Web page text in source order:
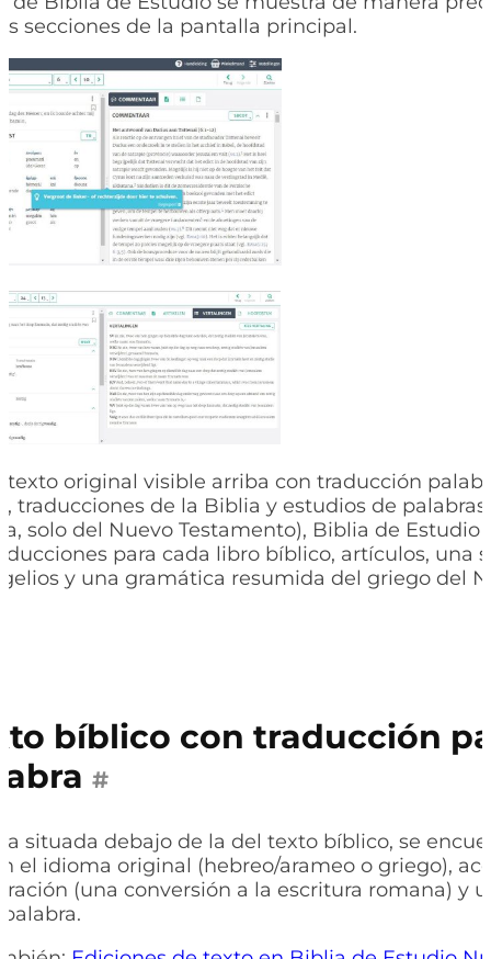
secciones de la pantalla principal.
texto original visible arriba con traducción
traducciones de la Biblia y estudios de palabras
solo del Nuevo Testamento), Biblia de Estudio
para cada libro bíblico, artículos, una
y una gramática resumida del griego del
bíblico con traducción
#
situada debajo de la del texto bíblico, se
el idioma original (hebreo/arameo o griego),
(una conversión a la escritura romana) y